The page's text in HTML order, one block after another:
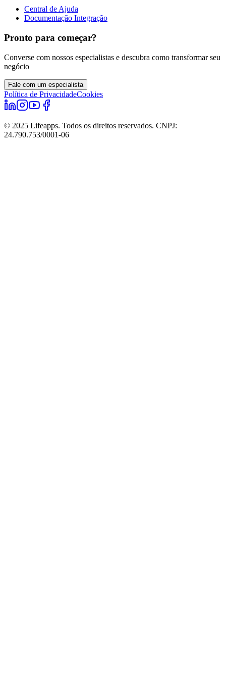
Central de Ajuda
Documentação Integração
Pronto para começar?
Converse com nossos especialistas e descubra como transformar seu
negócio
Fale com um especialista
Política de PrivacidadeCookies
© 2025 Lifeapps. Todos os direitos reservados. CNPJ:
24.790.753/0001-06